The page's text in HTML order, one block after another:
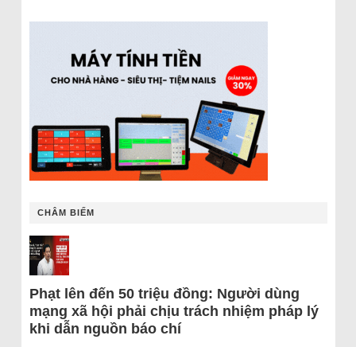
CHÂM BIẾM
Phạt lên đến 50 triệu đồng: Người dùng
mạng xã hội phải chịu trách nhiệm pháp lý
khi dẫn nguồn báo chí